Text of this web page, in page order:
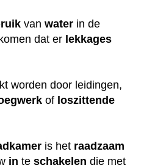
van water in de
dat er lekkages
worden door leidingen,
of loszittende
is het raadzaam
in te schakelen die met